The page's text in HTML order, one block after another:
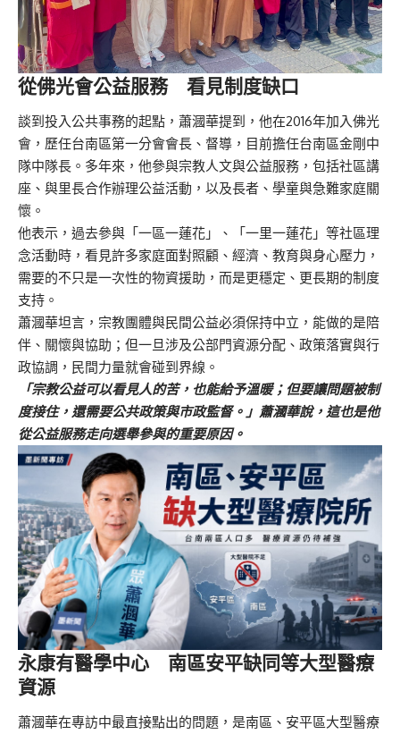
從佛光會公益服務 看見制度缺口
談到投入公共事務的起點，蕭漍華提到，他在2016年加入佛光
會，歷任台南區第一分會會長、督導，目前擔任台南區金剛中
隊中隊長。多年來，他參與宗教人文與公益服務，包括社區講
座、與里長合作辦理公益活動，以及長者、學童與急難家庭關
懷。
他表示，過去參與「一區一蓮花」、「一里一蓮花」等社區理
念活動時，看見許多家庭面對照顧、經濟、教育與身心壓力，
需要的不只是一次性的物資援助，而是更穩定、更長期的制度
支持。
蕭漍華坦言，宗教團體與民間公益必須保持中立，能做的是陪
伴、關懷與協助；但一旦涉及公部門資源分配、政策落實與行
政協調，民間力量就會碰到界線。
「宗教公益可以看見人的苦，也能給予溫暖；但要讓問題被制
度接住，還需要公共政策與市政監督。」蕭漍華說，這也是他
從公益服務走向選舉參與的重要原因。
永康有醫學中心 南區安平缺同等大型醫療
資源
蕭漍華在專訪中最直接點出的問題，是南區、安平區大型醫療